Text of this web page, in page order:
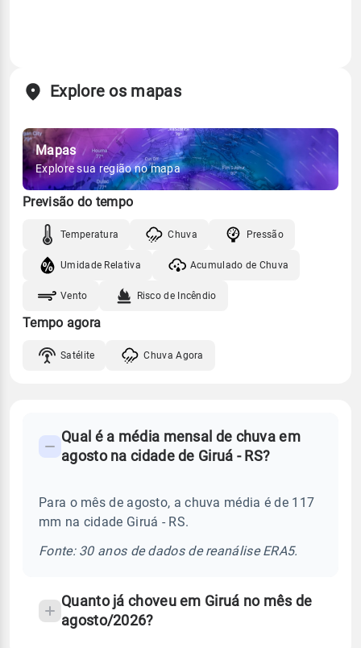
Explore os mapas
Mapas
Explore sua região no mapa
Previsão do tempo
Temperatura Chuva Pressão
Umidade Relativa Acumulado de Chuva
Vento Risco de Incêndio
Tempo agora
Satélite Chuva Agora
Perguntas
sobre
chuva
Qual é a média mensal de chuva em
agosto na cidade de Giruá - RS?
Para o mês de agosto, a chuva média é de 117
mm na cidade Giruá - RS.
Fonte: 30 anos de dados de reanálise ERA5.
Quanto já choveu em Giruá no mês de
agosto/2026?